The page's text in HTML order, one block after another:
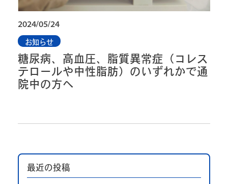
2024/05/24
お知らせ
糖尿病、高血圧、脂質異常症（コレス
テロールや中性脂肪）のいずれかで通
院中の方へ
最近の投稿